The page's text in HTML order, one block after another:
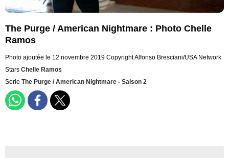
The Purge / American Nightmare : Photo Chelle
Ramos
Photo ajoutée le 12 novembre 2019 Copyright Alfonso Bresciani/USA Network
Stars Chelle Ramos
Serie The Purge / American Nightmare - Saison 2